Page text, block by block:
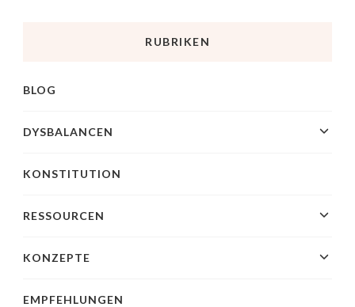
RUBRIKEN
BLOG
DYSBALANCEN
KONSTITUTION
RESSOURCEN
KONZEPTE
EMPFEHLUNGEN